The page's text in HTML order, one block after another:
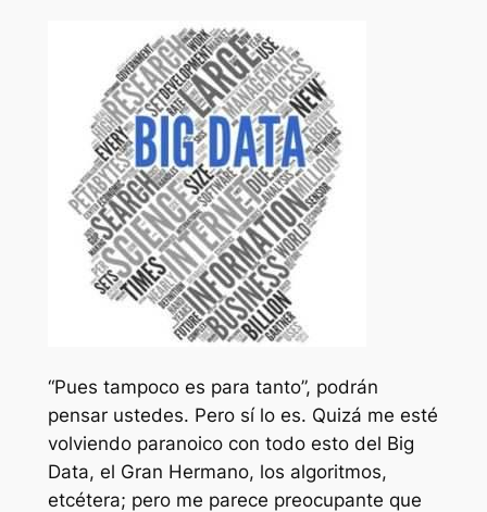
“Pues tampoco es para tanto”, podrán
pensar ustedes. Pero sí lo es. Quizá me esté
volviendo paranoico con todo esto del Big
Data, el Gran Hermano, los algoritmos,
etcétera; pero me parece preocupante que